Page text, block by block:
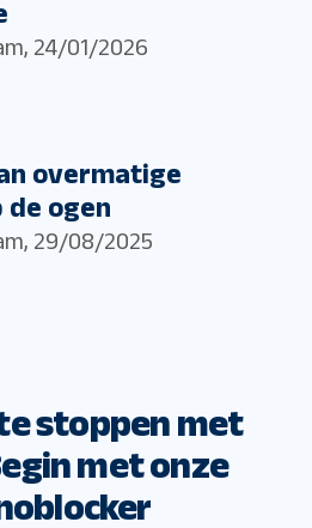
, 24/01/2026
overmatige
ogen
, 29/08/2025
stoppen met
met onze